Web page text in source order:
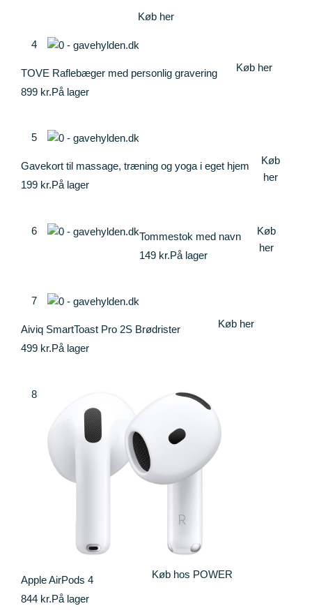
Køb her
4
TOVE Raflebæger med personlig gravering
899 kr.På lager
Køb her
5
Gavekort til massage, træning og yoga i eget hjem
199 kr.På lager
Køb
her
6
Tommestok med navn
149 kr.På lager
Køb
her
7
Aiviq SmartToast Pro 2S Brødrister
499 kr.På lager
Køb her
8
Apple AirPods 4
844 kr.På lager
Køb hos POWER